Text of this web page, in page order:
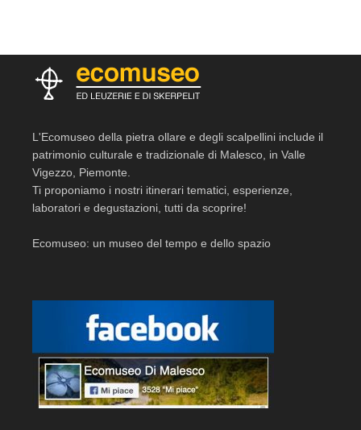
L'Ecomuseo della pietra ollare e degli scalpellini include il
patrimonio culturale e tradizionale di Malesco, in Valle
Vigezzo, Piemonte.
Ti proponiamo i nostri itinerari tematici, esperienze,
laboratori e degustazioni, tutti da scoprire!
Ecomuseo: un museo del tempo e dello spazio